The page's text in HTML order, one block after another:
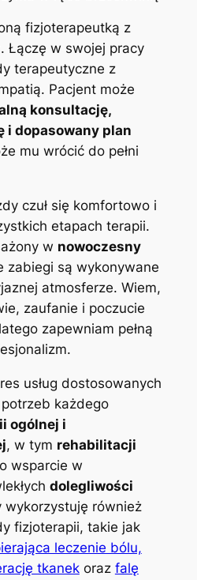
fizjoterapeutką z
Łączę w swojej pracy
terapeutyczne z
Pacjent może
konsultację,
i dopasowany plan
mu wrócić do pełni
czuł się komfortowo i
etapach terapii.
w nowoczesny
zabiegi są wykonywane
atmosferze. Wiem,
zaufanie i poczucie
zapewniam pełną
usług dostosowanych
każdego
ogólnej i
, w tym rehabilitacji
wsparcie w
dolegliwości
wykorzystuję również
fizjoterapii, takie jak
leczenie bólu,
tkanekoraz falę